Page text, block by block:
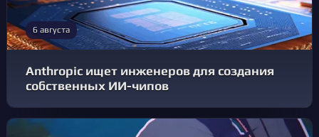
6 августа
Anthropic ищет инженеров для создания
собственных ИИ-чипов